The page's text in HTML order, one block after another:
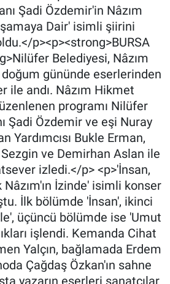
Şadi Özdemir'in Nâzım
Dair' isimli şiirini
p><p><strong>BURSA
Belediyesi, Nâzım
doğum gününde eserlerinden
ile andı. Nâzım Hikmet
programı Nilüfer
Şadi Özdemir ve eşi Nuray
Yardımcısı Bukle Erman,
ve Demirhan Aslan ile
izledi.</p> <p>'İnsan,
İzinde' isimli konser
İlk bölümde 'İnsan', ikinci
üçüncü bölümde ise 'Umut
işlendi. Kemanda Cihat
Yalçın, bağlamada Erdem
Çağdaş Özkan'ın sahne
yazarın eserleri sanatçılar